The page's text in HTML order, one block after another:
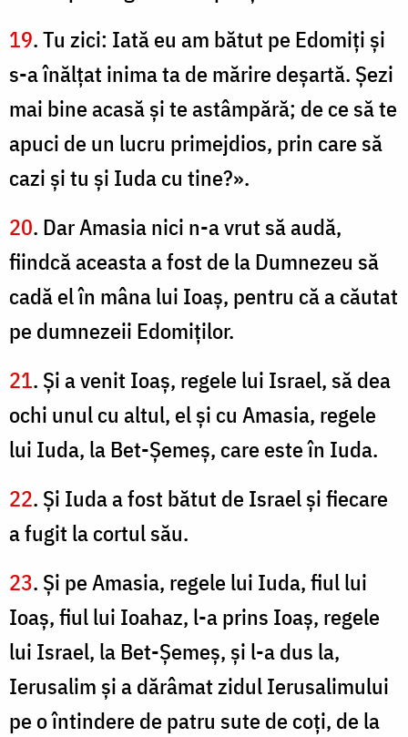
19. Tu zici: Iată eu am bătut pe Edomiţi şi
s-a înălţat inima ta de mărire deşartă. Şezi
mai bine acasă şi te astâmpără; de ce să te
apuci de un lucru primejdios, prin care să
cazi şi tu şi Iuda cu tine?».
20. Dar Amasia nici n-a vrut să audă,
fiindcă aceasta a fost de la Dumnezeu să
cadă el în mâna lui Ioaş, pentru că a căutat
pe dumnezeii Edomiţilor.
21. Şi a venit Ioaş, regele lui Israel, să dea
ochi unul cu altul, el şi cu Amasia, regele
lui Iuda, la Bet-Şemeş, care este în Iuda.
22. Şi Iuda a fost bătut de Israel şi fiecare
a fugit la cortul său.
23. Şi pe Amasia, regele lui Iuda, fiul lui
Ioaş, fiul lui Ioahaz, l-a prins Ioaş, regele
lui Israel, la Bet-Şemeş, şi l-a dus la,
Ierusalim şi a dărâmat zidul Ierusalimului
pe o întindere de patru sute de coţi, de la